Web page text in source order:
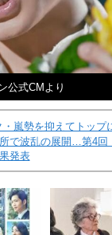
公式CMより
・嵐勢を抑えてトップ
で波乱の展開…第4回
発表